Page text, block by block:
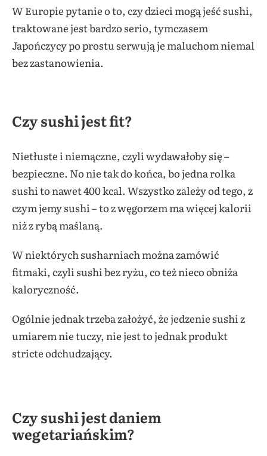
W Europie pytanie o to, czy dzieci mogą jeść sushi,
traktowane jest bardzo serio, tymczasem
Japończycy po prostu serwują je maluchom niemal
bez zastanowienia.
Czy sushi jest fit?
Nietłuste i niemączne, czyli wydawałoby się –
bezpieczne. No nie tak do końca, bo jedna rolka
sushi to nawet 400 kcal. Wszystko zależy od tego, z
czym jemy sushi – to z węgorzem ma więcej kalorii
niż z rybą maślaną.
W niektórych susharniach można zamówić
fitmaki, czyli sushi bez ryżu, co też nieco obniża
kaloryczność.
Ogólnie jednak trzeba założyć, że jedzenie sushi z
umiarem nie tuczy, nie jest to jednak produkt
stricte odchudzający.
Czy sushi jest daniem
wegetariańskim?